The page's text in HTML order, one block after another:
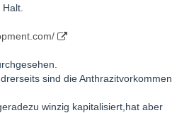
sind die Anthrazitvorkommen
winzig kapitalisiert,hat aber